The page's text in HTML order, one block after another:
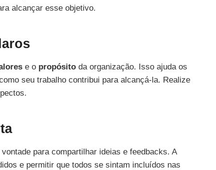
alcançar esse objetivo.
e o propósito da organização. Isso ajuda os
seu trabalho contribui para alcançá-la. Realize
para compartilhar ideias e feedbacks. A
e permitir que todos se sintam incluídos nas